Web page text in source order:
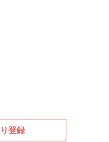
登録